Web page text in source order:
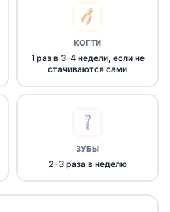
КОГТИ
1 раз в 3-4 недели, если не
стачиваются сами
ЗУБЫ
2-3 раза в неделю